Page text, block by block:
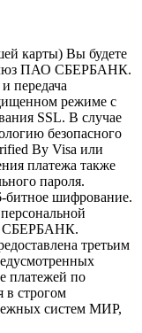
карты) Вы будете
ПАО СБЕРБАНК.
передача
режиме с
SSL. В случае
безопасного
By Visa или
платежа также
пароля.
битное шифрование.
СБЕРБАНК.
третьим
платежей по
в строгом
систем МИР,